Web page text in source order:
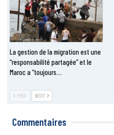
La gestion de la migration est une
“responsabilité partagée” et le
Maroc a “toujours…
PREV NEXT
Commentaires